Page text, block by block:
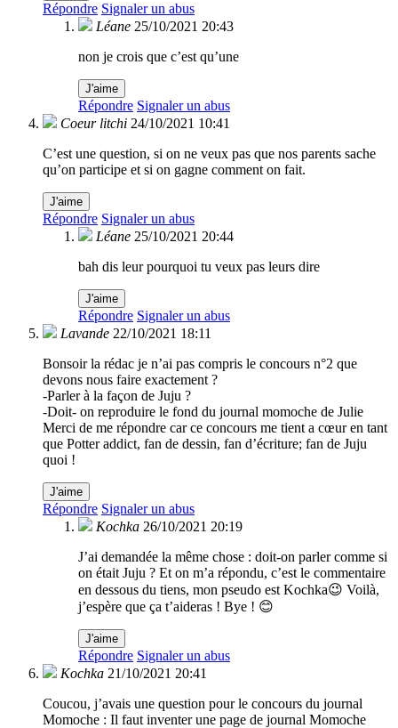
Répondre Signaler un abus
Léane 25/10/2021 20:43
non je crois que c’est qu’une
J'aime
Répondre Signaler un abus
Coeur litchi 24/10/2021 10:41
C’est une question, si on ne veux pas que nos parents sache
qu’on participe et si on gagne comment on fait.
J'aime
Répondre Signaler un abus
Léane 25/10/2021 20:44
bah dis leur pourquoi tu veux pas leurs dire
J'aime
Répondre Signaler un abus
Lavande 22/10/2021 18:11
Bonsoir la rédac je n’ai pas compris le concours n°2 que
devons nous faire exactement ?
-Parler à la façon de Juju ?
-Doit- on reproduire le fond du journal momoche de Julie
Merci de me répondre car ce concours me tient a cœur en tant
que Potter addict, fan de dessin, fan d’écriture; fan de Juju
quoi !
J'aime
Répondre Signaler un abus
Kochka 26/10/2021 20:19
J’ai demandée la même chose : doit-on parler comme si
on était Juju ? Et on m’a répondu, c’est le commentaire
en dessous du tiens, mon pseudo est Kochka😉 Voilà,
j’espère que ça t’aideras ! Bye ! 😊
J'aime
Répondre Signaler un abus
Kochka 21/10/2021 20:41
Coucou, j’avais une question pour le concours du journal
Momoche : Il faut inventer une page de journal Momoche